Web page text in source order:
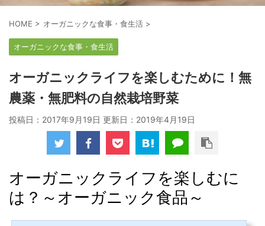
HOME > オーガニックな食事・食生活 >
オーガニックな食事・食生活
オーガニックライフを楽しむために！無
農薬・無肥料の自然栽培野菜
投稿日：2017年9月19日 更新日： 2019年4月19日
オーガニックライフを楽しむに
は？～オーガニック食品～